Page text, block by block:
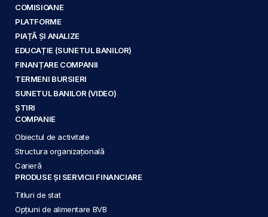
COMISIOANE
PLATFORME
PIAȚĂ ȘI ANALIZE
EDUCAȚIE (SUNETUL BANILOR)
FINANȚARE COMPANII
TERMENI BURSIERI
SUNETUL BANILOR (VIDEO)
ȘTIRI
COMPANIE
Obiectul de activitate
Structura organizațională
Carieră
PRODUSE ȘI SERVICII FINANCIARE
Titluri de stat
Opțiuni de alimentare BVB